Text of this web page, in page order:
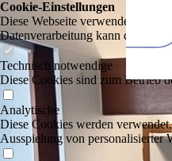
Cookie-Einstellungen
Diese Webseite verwendet
Datenverarbeitung kann dann
Technisch notwendige
Diese Cookies sind zum Betrieb
Analytische
Diese Cookies werden
Ausspielung von personalisierter